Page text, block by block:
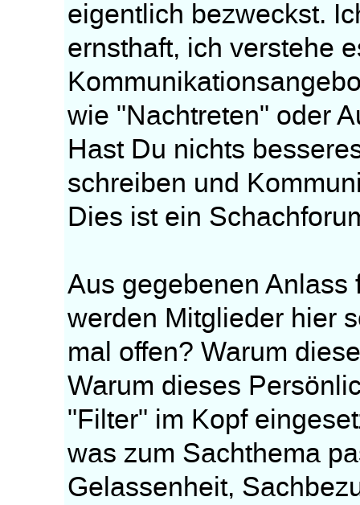
eigentlich bezweckst.
ernsthaft, ich verstehe
wie "Nachtreten" oder
Hast Du nichts
schreiben und
Dies ist ein
Aus gegebenen
werden Mitglieder hier
mal offen? Warum
Warum dieses
"Filter" im Kopf
was zum Sachthema
Gelassenheit,